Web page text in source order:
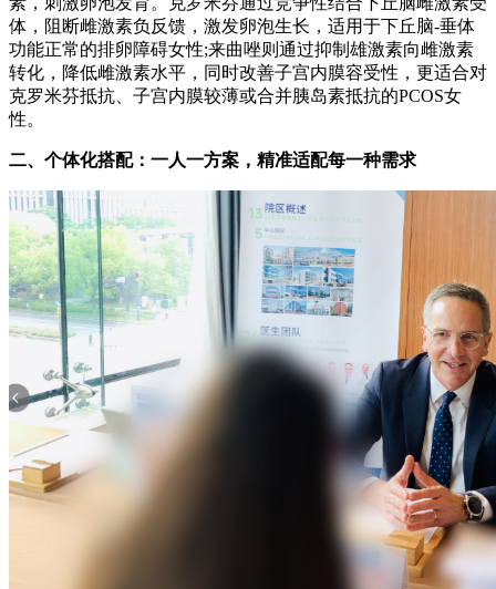
体，阻断雌激素负反馈，激发卵泡生长，适用于下丘脑-垂体
功能正常的排卵障碍女性;来曲唑则通过抑制雄激素向雌激素
转化，降低雌激素水平，同时改善子宫内膜容受性，更适合对
克罗米芬抵抗、子宫内膜较薄或合并胰岛素抵抗的PCOS女
性。
二、个体化搭配：一人一方案，精准适配每一种需求